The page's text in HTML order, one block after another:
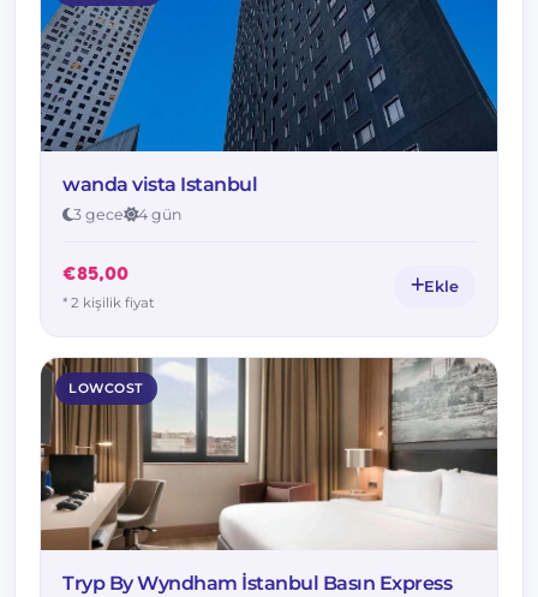
wanda vista Istanbul
3 gece 4 gün
€85,00
* 2 kişilik fiyat
Ekle
LOWCOST
Tryp By Wyndham İstanbul Basın Express